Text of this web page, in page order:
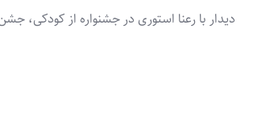
دیدار با رعنا استوری در جشنواره از کودکی،